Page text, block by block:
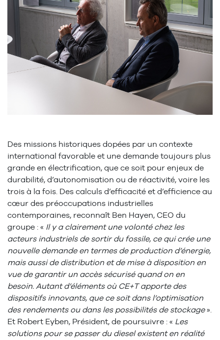
Des missions historiques dopées par un contexte
international favorable et une demande toujours plus
grande en électrification, que ce soit pour enjeux de
durabilité, d’autonomisation ou de réactivité, voire les
trois à la fois. Des calculs d’efficacité et d’efficience au
cœur des préoccupations industrielles
contemporaines, reconnaît Ben Hayen, CEO du
groupe : « Il y a clairement une volonté chez les
acteurs industriels de sortir du fossile, ce qui crée une
nouvelle demande en termes de production d’énergie,
mais aussi de distribution et de mise à disposition en
vue de garantir un accès sécurisé quand on en
besoin. Autant d’éléments où CE+T apporte des
dispositifs innovants, que ce soit dans l’optimisation
des rendements ou dans les possibilités de stockage».
Et Robert Eyben, Président, de poursuivre : « Les
solutions pour se passer du diesel existent en réalité